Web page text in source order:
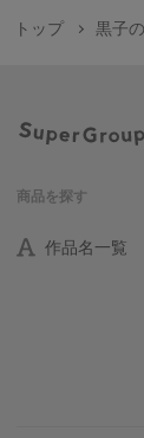
トップ 黒子
商品を探す
作品名一覧